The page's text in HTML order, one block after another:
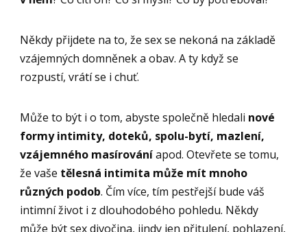
Někdy přijdete na to, že sex se nekoná na základě
vzájemných domněnek a obav. A ty když se
rozpustí, vrátí se i chuť.
Může to být i o tom, abyste společně hledali nové
formy intimity, doteků, spolu-bytí, mazlení,
vzájemného masírováníapod. Otevřete se tomu,
že vaše tělesná intimita může mít mnoho
různých podob. Čím více, tím pestřejší bude váš
intimní život i z dlouhodobého pohledu. Někdy
může být sex divočina, jindy jen přitulení, pohlazení,